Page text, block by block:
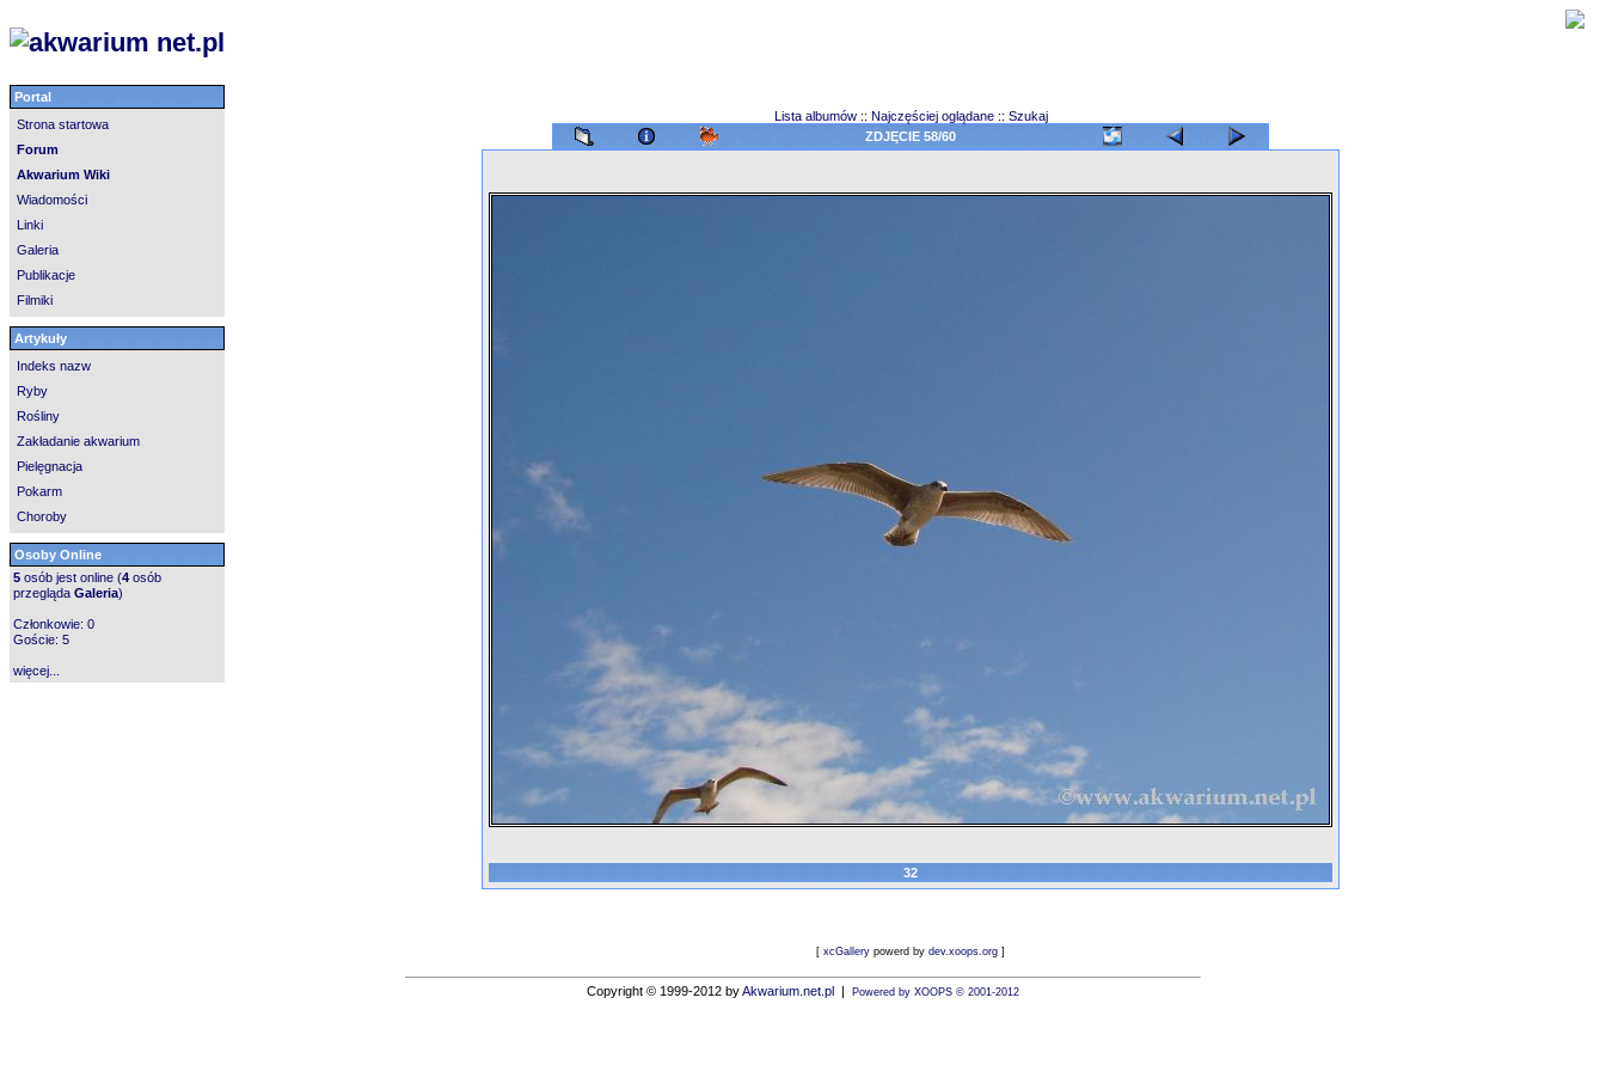
Portal
Strona startowa
Forum
Akwarium Wiki
Wiadomości
Linki
Galeria
Publikacje
Filmiki
Artykuły
Indeks nazw
Ryby
Rośliny
Zakładanie akwarium
Pielęgnacja
Pokarm
Choroby
Osoby Online
5 osób jest online (4 osób
przegląda Galeria)
Członkowie: 0
Goście: 5
więcej...
Lista albumów :: Najczęściej oglądane:: Szukaj
ZDJĘCIE 58/60
32
[ xcGallery powerd by dev.xoops.org ]
Copyright © 1999-2012 byAkwarium.net.pl | Powered by XOOPS © 2001-2012